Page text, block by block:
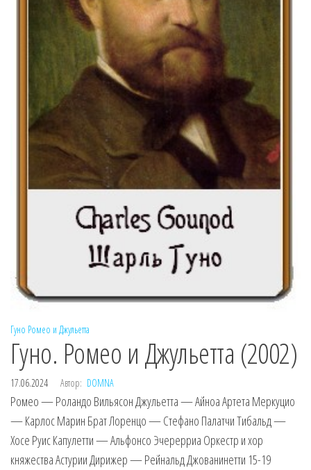
Гуно Ромео и Джульетта
Гуно. Ромео и Джульетта (2002)
17.06.2024 Автор: DOMNA
Ромео — Роландо Вильясон Джульетта — Айноа Артета Меркуцио
— Карлос Марин Брат Лоренцо — Стефано Палатчи Тибальд —
Хосе Руис Капулетти — Альфонсо Эчерерриа Оркестр и хор
княжества Астурии Дирижер — Рейнальд Джованинетти 15-19